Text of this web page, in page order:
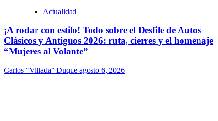
Actualidad
¡A rodar con estilo! Todo sobre el Desfile de Autos
Clásicos y Antiguos 2026: ruta, cierres y el homenaje
“Mujeres al Volante”
Carlos "Villada" Duque agosto 6, 2026